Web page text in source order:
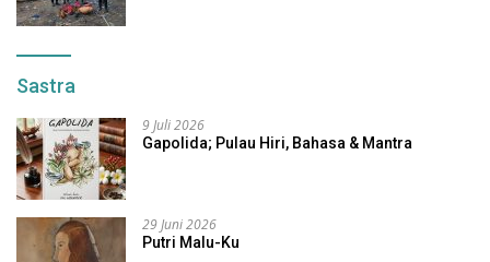
Sastra
9 Juli 2026
Gapolida; Pulau Hiri, Bahasa & Mantra
29 Juni 2026
Putri Malu-Ku